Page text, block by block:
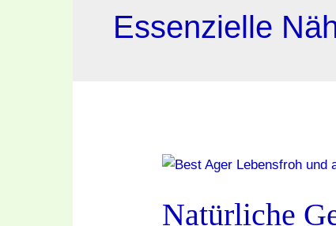
Essenzielle
Natürliche
Natürliche
für